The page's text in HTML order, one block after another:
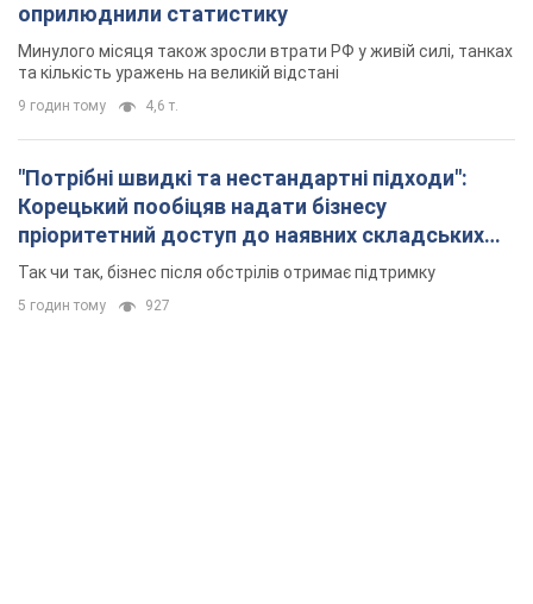
оприлюднили статистику
Минулого місяця також зросли втрати РФ у живій силі, танках
та кількість уражень на великій відстані
9 годин тому 4,6 т.
"Потрібні швидкі та нестандартні підходи":
Корецький пообіцяв надати бізнесу
пріоритетний доступ до наявних складських
приміщень
Так чи так, бізнес після обстрілів отримає підтримку
5 годин тому 927